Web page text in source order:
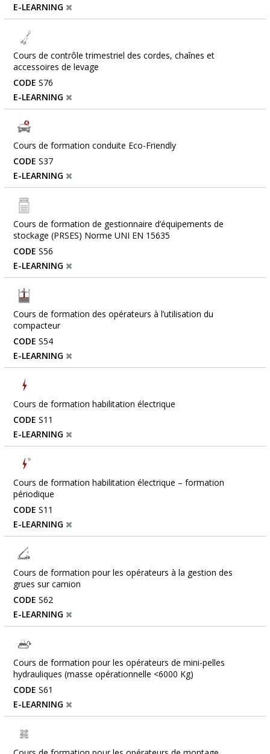
E-LEARNING
Cours de contrôle trimestriel des cordes, chaînes et
accessoires de levage
CODE S76
E-LEARNING
Cours de formation conduite Eco-Friendly
CODE S37
E-LEARNING
Cours de formation de gestionnaire d’équipements de
stockage (PRSES) Norme UNI EN 15635
CODE S56
E-LEARNING
Cours de formation des opérateurs à l’utilisation du
compacteur
CODE S54
E-LEARNING
Cours de formation habilitation électrique
CODE S11
E-LEARNING
Cours de formation habilitation électrique – formation
périodique
CODE S11
E-LEARNING
Cours de formation pour les opérateurs à la gestion des
grues sur camion
CODE S62
E-LEARNING
Cours de formation pour les opérateurs de mini-pelles
hydrauliques (masse opérationnelle <6000 Kg)
CODE S61
E-LEARNING